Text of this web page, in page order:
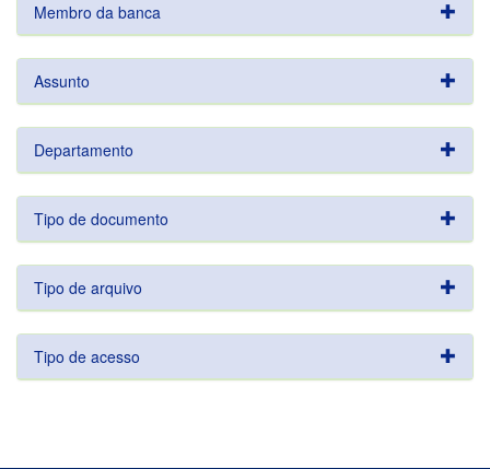
Membro da banca
Assunto
Departamento
Tipo de documento
Tipo de arquivo
Tipo de acesso